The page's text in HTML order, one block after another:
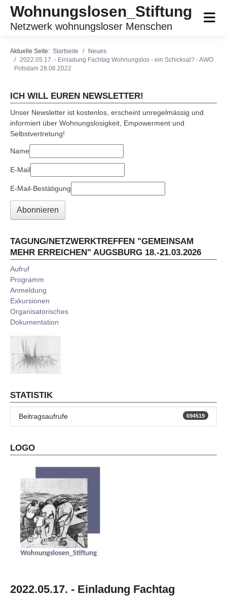
Wohnungslosen_Stiftung
Netzwerk wohnungsloser Menschen
Aktuelle Seite: Startseite
Neues
2022.05.17. - Einladung Fachtag Wohnungslos - ein Schicksal? - AWO
Potsdam 28.06.2022
ICH WILL EUREN NEWSLETTER!
Unser Newsletter ist kostenlos, erscheint unregelmässig und
informiert über Wohnungslosigkeit, Empowerment und
Selbstvertretung!
Name
E-Mail
E-Mail-Bestätigung
Abonnieren
TAGUNG/NETZWERKTREFFEN "GEMEINSAM
MEHR ERREICHEN" AUGSBURG 18.-21.03.2026
Aufruf
Programm
Anmeldung
Exkursionen
Organisatorisches
Dokumentation
STATISTIK
Beitragsaufrufe 694519
LOGO
2022.05.17. - Einladung Fachtag